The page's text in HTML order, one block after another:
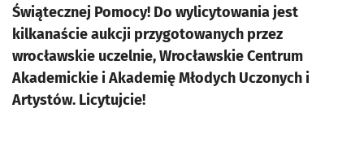
Świątecznej Pomocy! Do wylicytowania jest
kilkanaście aukcji przygotowanych przez
wrocławskie uczelnie, Wrocławskie Centrum
Akademickie i Akademię Młodych Uczonych i
Artystów. Licytujcie!